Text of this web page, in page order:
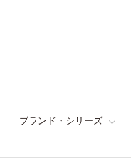
ブランド・シリーズ